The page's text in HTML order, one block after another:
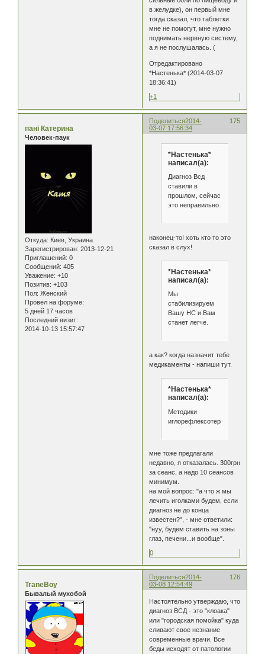
в желудке), он первый мне
тогда сказал, что таблетки
мне не помогут, мне нужно
поднимать нервную систему,
а я не послушалась. (
Отредактировано
*Настенька* (2014-03-07
18:36:41)
+1
Поделиться 175
2014-
03-07 17:56:34
пані Катерина
Человек-паук
Откуда: Киев, Украина
Зарегистрирован: 2013-12-21
Приглашений: 0
Сообщений: 405
Уважение: +10
Позитив: +103
Пол: Женский
Провел на форуме:
5 дней 17 часов
Последний визит:
2014-10-13 15:57:47
*Настенька*
написал(а):
Диагноз Всд
ставили в
прошлом, сейчас
это неправильно
наконец-то! хоть кто то это
сказал в слух!
*Настенька*
написал(а):
Мы
стабилизируем
Вашу НС и Вам
станет легче.
а как? когда назначит тебе
медикаменты - напиши тут.
*Настенька*
написал(а):
Методики
иглорефлексотерапии
мне тоже предлагали
недавно, я отказалась. 300грн
за сеанс, а надо 10 сеансов
минимум.
на мой вопрос: "а что ж мы
лечить иголками будем, если
диагноз не до конца
известен?", - мне ответили:
"нуу, будем ставить на зоны
глаз, печени...и вообще".
0
Поделиться 176
2014-
03-08 12:54:49
TraneBoy
Бывалый мухобой
Настоятельно утверждаю, что
диагноз ВСД - это "клоака"
или "городская помойка" куда
сливают свое незнание
современные врачи. Все
беды исходят от патологии